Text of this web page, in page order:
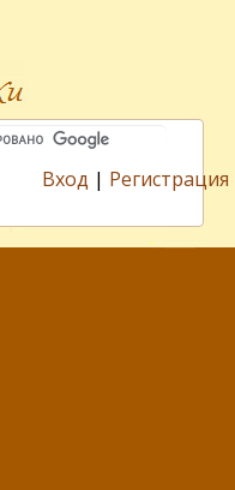
Вход | Регистрация